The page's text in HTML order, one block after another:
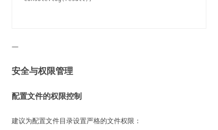
—
安全与权限管理
配置文件的权限控制
建议为配置文件目录设置严格的文件权限：